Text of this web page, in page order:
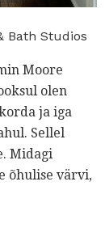
Bath Studios
Moore
olen
ja iga
Sellel
Midagi
õhulise värvi,